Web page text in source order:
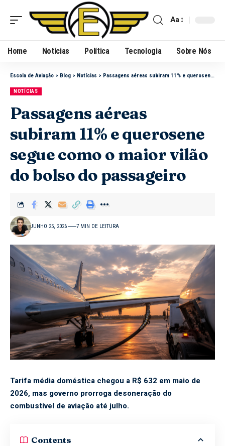
Aa
Home Notícias Política Tecnologia Sobre Nós
Escola de Aviação > Blog > Notícias > Passagens aéreas subiram 11% e querosene segue como o maior vilão do bolso do passageiro
NOTÍCIAS
Passagens aéreas
subiram 11% e querosene
segue como o maior vilão
do bolso do passageiro
JUNHO 25, 2026 7 MIN DE LEITURA
Tarifa média doméstica chegou a R$ 632 em maio de
2026, mas governo prorroga desoneração do
combustível de aviação até julho.
Contents